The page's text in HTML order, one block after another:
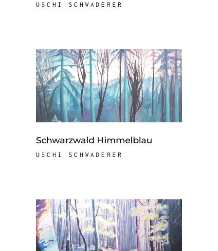
USCHI SCHWADERER
Schwarzwald Himmelblau
USCHI SCHWADERER